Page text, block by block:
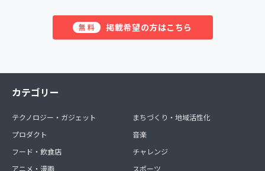
無料 掲載希望の方はこちら
カテゴリー
テクノロジー・ガジェット
プロダクト
フード・飲食店
アニメ・漫画
まちづくり・地域活性化
音楽
チャレンジ
スポーツ